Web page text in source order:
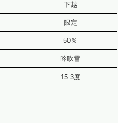
下越
限定
50％
吟吹雪
15.3度